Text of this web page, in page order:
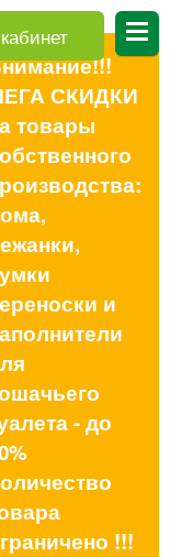
СКИДКИ
товары
и
- до
!!!